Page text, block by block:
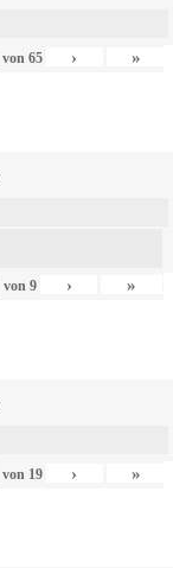
von 65 › »
von9 › »
von 19 › »